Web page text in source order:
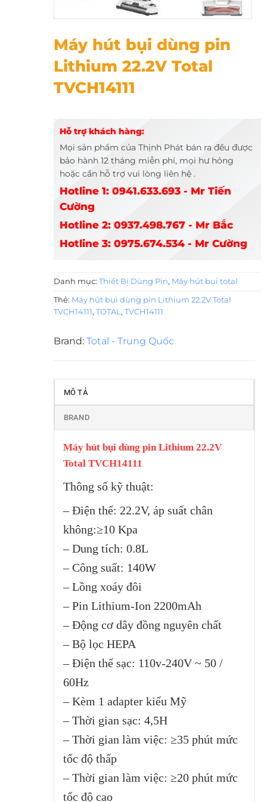
Máy hút bụi dùng pin
Lithium 22.2V Total
TVCH14111
Hỗ trợ khách hàng:
Mọi sản phẩm của Thịnh Phát bán ra đều được
bảo hành 12 tháng miễn phí, mọi hư hỏng
hoặc cần hỗ trợ vui lòng liên hệ .
Hotline 1: 0941.633.693 - Mr Tiến
Cường
Hotline 2: 0937.498.767 - Mr Bắc
Hotline 3: 0975.674.534 - Mr Cường
Danh mục: Thiết Bị Dùng Pin, Máy hút bụi total
Thẻ: Máy hút bụi dùng pin Lithium 22.2V Total
TVCH14111, TOTAL, TVCH14111
Brand: Total - Trung Quốc
MÔ TẢ
BRAND
Máy hút bụi dùng pin Lithium 22.2V
Total TVCH14111
Thông số kỹ thuật:
– Điện thế: 22.2V, áp suất chân
không:≥10 Kpa
– Dung tích: 0.8L
– Công suất: 140W
– Lồng xoáy đôi
– Pin Lithium-Ion 2200mAh
– Động cơ dây đồng nguyên chất
– Bộ lọc HEPA
– Điện thế sạc: 110v-240V ~ 50 /
60Hz
– Kèm 1 adapter kiểu Mỹ
– Thời gian sạc: 4,5H
– Thời gian làm việc: ≥35 phút mức
tốc độ thấp
– Thời gian làm việc: ≥20 phút mức
tốc độ cao